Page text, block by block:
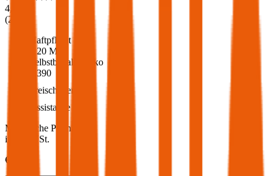
4,6
(216
Haftpflicht
€ 20 Mio.
Selbstbehalt Kasko
€ 390
Freischaden
Assistance
Monatliche Prämie
inkl. mVSt.
€ 61,67